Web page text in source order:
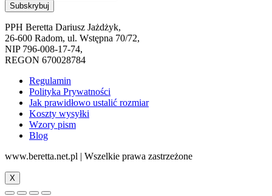
PPH Beretta Dariusz Jażdżyk,
26-600 Radom, ul. Wstępna 70/72,
NIP 796-008-17-74,
REGON 670028784
Regulamin
Polityka Prywatności
Jak prawidłowo ustalić rozmiar
Koszty wysyłki
Wzory pism
Blog
www.beretta.net.pl | Wszelkie prawa zastrzeżone
X